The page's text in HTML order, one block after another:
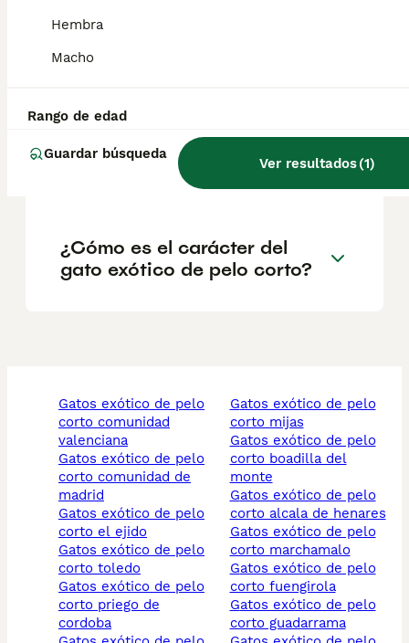
Hembra
Macho
Rango de edad
Guardar búsqueda
Ver resultados(1)
¿Cuánto cuesta un gatito
¿Qué raza es el gato exótico
de pelo corto?
¿Cómo es el carácter del
gato exótico de pelo corto?
gatos exótico de pelo
corto comunidad
valenciana
gatos exótico de pelo
corto comunidad de
madrid
gatos exótico de pelo
corto el ejido
gatos exótico de pelo
corto toledo
gatos exótico de pelo
corto priego de
cordoba
gatos exótico de pelo
corto mijas
gatos exótico de pelo
corto boadilla del
monte
gatos exótico de pelo
corto alcala de henares
gatos exótico de pelo
corto marchamalo
gatos exótico de pelo
corto fuengirola
gatos exótico de pelo
corto guadarrama